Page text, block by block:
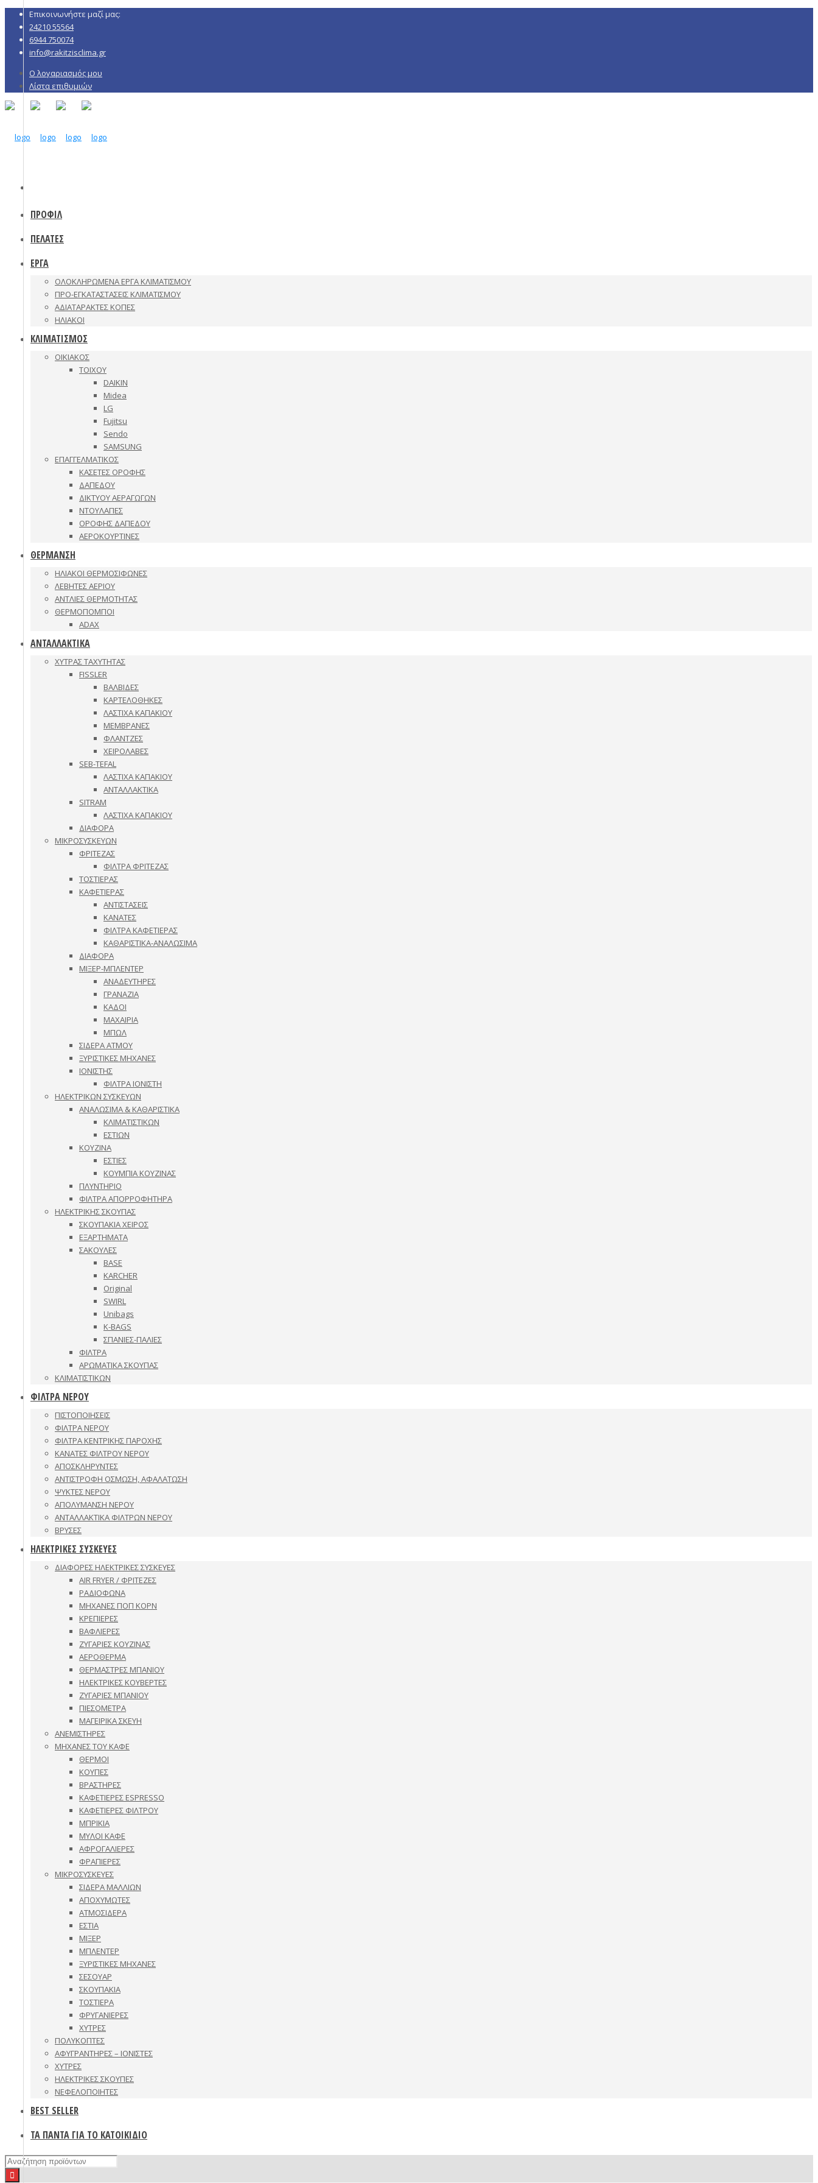
Επικοινωνήστε μαζί μας:
24210 55564
6944 750074
info@rakitzisclima.gr
Ο λογαριασμός μου
Λίστα επιθυμιών
ΠΡΟΦΙΛ
ΠΕΛΑΤΕΣ
ΕΡΓΑ
ΟΛΟΚΛΗΡΩΜΕΝΑ ΕΡΓΑ ΚΛΙΜΑΤΙΣΜΟΥ
ΠΡΟ-ΕΓΚΑΤΑΣΤΑΣΕΙΣ ΚΛΙΜΑΤΙΣΜΟΥ
ΑΔΙΑΤΑΡΑΚΤΕΣ ΚΟΠΕΣ
ΗΛΙΑΚΟΙ
ΚΛΙΜΑΤΙΣΜΟΣ
ΟΙΚΙΑΚΟΣ
ΤΟΙΧΟΥ
DAIKIN
Midea
LG
Fujitsu
Sendo
SAMSUNG
ΕΠΑΓΓΕΛΜΑΤΙΚΟΣ
ΚΑΣΕΤΕΣ ΟΡΟΦΗΣ
ΔΑΠΕΔΟΥ
ΔΙΚΤΥΟΥ ΑΕΡΑΓΩΓΩΝ
ΝΤΟΥΛΑΠΕΣ
ΟΡΟΦΗΣ ΔΑΠΕΔΟΥ
ΑΕΡΟΚΟΥΡΤΙΝΕΣ
ΘΕΡΜΑΝΣΗ
ΗΛΙΑΚΟΙ ΘΕΡΜΟΣΙΦΩΝΕΣ
ΛΕΒΗΤΕΣ ΑΕΡΙΟΥ
ΑΝΤΛΙΕΣ ΘΕΡΜΟΤΗΤΑΣ
ΘΕΡΜΟΠΟΜΠΟΙ
ADAX
ΑΝΤΑΛΛΑΚΤΙΚΑ
ΧΥΤΡΑΣ ΤΑΧΥΤΗΤΑΣ
FISSLER
ΒΑΛΒΙΔΕΣ
ΚΑΡΤΕΛΟΘΗΚΕΣ
ΛΑΣΤΙΧΑ ΚΑΠΑΚΙΟΥ
ΜΕΜΒΡΑΝΕΣ
ΦΛΑΝΤΖΕΣ
ΧΕΙΡΟΛΑΒΕΣ
SEB-TEFAL
ΛΑΣΤΙΧΑ ΚΑΠΑΚΙΟΥ
ΑΝΤΑΛΛΑΚΤΙΚΑ
SITRAM
ΛΑΣΤΙΧΑ ΚΑΠΑΚΙΟΥ
ΔΙΑΦΟΡΑ
ΜΙΚΡΟΣΥΣΚΕΥΩΝ
ΦΡΙΤΕΖΑΣ
ΦΙΛΤΡΑ ΦΡΙΤΕΖΑΣ
ΤΟΣΤΙΕΡΑΣ
ΚΑΦΕΤΙΕΡΑΣ
ΑΝΤΙΣΤΑΣΕΙΣ
ΚΑΝΑΤΕΣ
ΦΙΛΤΡΑ ΚΑΦΕΤΙΕΡΑΣ
ΚΑΘΑΡΙΣΤΙΚΑ-ΑΝΑΛΩΣΙΜΑ
ΔΙΑΦΟΡΑ
ΜΙΞΕΡ-ΜΠΛΕΝΤΕΡ
ΑΝΑΔΕΥΤΗΡΕΣ
ΓΡΑΝΑΖΙΑ
ΚΑΔΟΙ
ΜΑΧΑΙΡΙΑ
ΜΠΩΛ
ΣΙΔΕΡΑ ΑΤΜΟΥ
ΞΥΡΙΣΤΙΚΕΣ ΜΗΧΑΝΕΣ
ΙΟΝΙΣΤΗΣ
ΦΙΛΤΡΑ ΙΟΝΙΣΤΗ
ΗΛΕΚΤΡΙΚΩΝ ΣΥΣΚΕΥΩΝ
ΑΝΑΛΩΣΙΜΑ & ΚΑΘΑΡΙΣΤΙΚΑ
ΚΛΙΜΑΤΙΣΤΙΚΩΝ
ΕΣΤΙΩΝ
ΚΟΥΖΙΝΑ
ΕΣΤΙΕΣ
ΚΟΥΜΠΙΑ ΚΟΥΖΙΝΑΣ
ΠΛΥΝΤΗΡΙΟ
ΦΙΛΤΡΑ ΑΠΟΡΡΟΦΗΤΗΡΑ
ΗΛΕΚΤΡΙΚΗΣ ΣΚΟΥΠΑΣ
ΣΚΟΥΠΑΚΙΑ ΧΕΙΡΟΣ
ΕΞΑΡΤΗΜΑΤΑ
ΣΑΚΟΥΛΕΣ
BASE
KARCHER
Original
SWIRL
Unibags
K-BAGS
ΣΠΑΝΙΕΣ-ΠΑΛΙΕΣ
ΦΙΛΤΡΑ
ΑΡΩΜΑΤΙΚΑ ΣΚΟΥΠΑΣ
ΚΛΙΜΑΤΙΣΤΙΚΩΝ
ΦΙΛΤΡΑ ΝΕΡΟΥ
ΠΙΣΤΟΠΟΙΗΣΕΙΣ
ΦΙΛΤΡΑ ΝΕΡΟΥ
ΦΙΛΤΡΑ ΚΕΝΤΡΙΚΗΣ ΠΑΡΟΧΗΣ
ΚΑΝΑΤΕΣ ΦΙΛΤΡΟΥ ΝΕΡΟΥ
ΑΠΟΣΚΛΗΡΥΝΤΕΣ
ΑΝΤΙΣΤΡΟΦΗ ΟΣΜΩΣΗ, ΑΦΑΛΑΤΩΣΗ
ΨΥΚΤΕΣ ΝΕΡΟΥ
ΑΠΟΛΥΜΑΝΣΗ ΝΕΡΟΥ
ΑΝΤΑΛΛΑΚΤΙΚΑ ΦΙΛΤΡΩΝ ΝΕΡΟΥ
ΒΡΥΣΕΣ
ΗΛΕΚΤΡΙΚΕΣ ΣΥΣΚΕΥΕΣ
ΔΙΑΦΟΡΕΣ ΗΛΕΚΤΡΙΚΕΣ ΣΥΣΚΕΥΕΣ
AIR FRYER / ΦΡΙΤΕΖΕΣ
ΡΑΔΙΟΦΩΝΑ
ΜΗΧΑΝΕΣ ΠΟΠ ΚΟΡΝ
ΚΡΕΠΙΕΡΕΣ
ΒΑΦΛΙΕΡΕΣ
ΖΥΓΑΡΙΕΣ ΚΟΥΖΙΝΑΣ
ΑΕΡΟΘΕΡΜΑ
ΘΕΡΜΑΣΤΡΕΣ ΜΠΑΝΙΟΥ
ΗΛΕΚΤΡΙΚΕΣ ΚΟΥΒΕΡΤΕΣ
ΖΥΓΑΡΙΕΣ ΜΠΑΝΙΟΥ
ΠΙΕΣΟΜΕΤΡΑ
ΜΑΓΕΙΡΙΚΑ ΣΚΕΥΗ
ΑΝΕΜΙΣΤΗΡΕΣ
ΜΗΧΑΝΕΣ ΤΟΥ ΚΑΦΕ
ΘΕΡΜΟΙ
ΚΟΥΠΕΣ
ΒΡΑΣΤΗΡΕΣ
ΚΑΦΕΤΙΕΡΕΣ ESPRESSO
ΚΑΦΕΤΙΕΡΕΣ ΦΙΛΤΡΟΥ
ΜΠΡΙΚΙΑ
ΜΥΛΟΙ ΚΑΦΕ
ΑΦΡΟΓΑΛΙΕΡΕΣ
ΦΡΑΠΙΕΡΕΣ
ΜΙΚΡΟΣΥΣΚΕΥΕΣ
ΣΙΔΕΡΑ ΜΑΛΛΙΩΝ
ΑΠΟΧΥΜΩΤΕΣ
ΑΤΜΟΣΙΔΕΡΑ
ΕΣΤΙΑ
ΜΙΞΕΡ
ΜΠΛΕΝΤΕΡ
ΞΥΡΙΣΤΙΚΕΣ ΜΗΧΑΝΕΣ
ΣΕΣΟΥΑΡ
ΣΚΟΥΠΑΚΙΑ
ΤΟΣΤΙΕΡΑ
ΦΡΥΓΑΝΙΕΡΕΣ
ΧΥΤΡΕΣ
ΠΟΛΥΚΟΠΤΕΣ
ΑΦΥΓΡΑΝΤΗΡΕΣ – ΙΟΝΙΣΤΕΣ
ΧΥΤΡΕΣ
ΗΛΕΚΤΡΙΚΕΣ ΣΚΟΥΠΕΣ
ΝΕΦΕΛΟΠΟΙΗΤΕΣ
BEST SELLER
ΤΑ ΠΑΝΤΑ ΓΙΑ ΤΟ ΚΑΤΟΙΚΙΔΙΟ